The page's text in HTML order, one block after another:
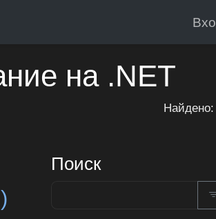
на .NET
Найдено:
Поиск